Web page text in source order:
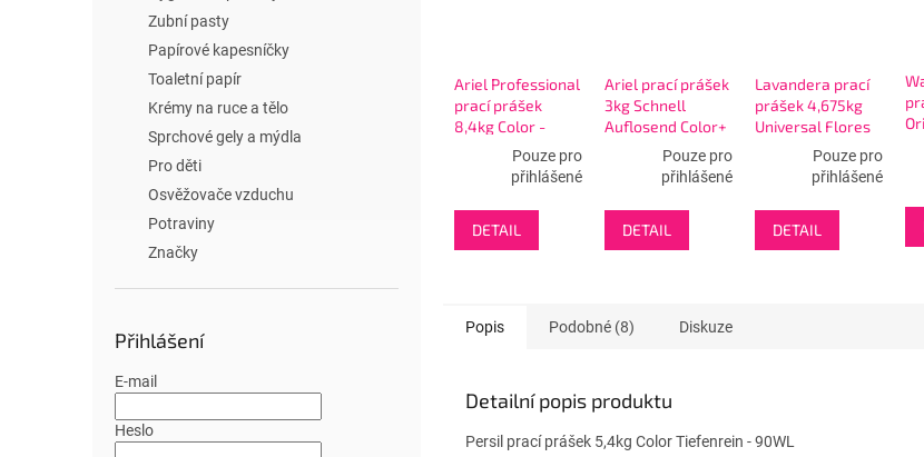
Zubní pasty
Papírové kapesníčky
Toaletní papír
Krémy na ruce a tělo
Sprchové gely a mýdla
Pro děti
Osvěžovače vzduchu
Potraviny
Značky
Přihlášení
E-mail
Heslo
Ariel Professional
prací prášek
8,4kg Color -
Pouze pro
přihlášené
DETAIL
Ariel prací prášek
3kg Schnell
Auflosend Color+
Pouze pro
přihlášené
DETAIL
Lavandera prací
prášek 4,675kg
Universal Flores
Silvestres - 85W
Pouze pro
přihlášené
DETAIL
Popis Podobné (8) Diskuze
Detailní popis produktu
Persil prací prášek 5,4kg Color Tiefenrein - 90WL